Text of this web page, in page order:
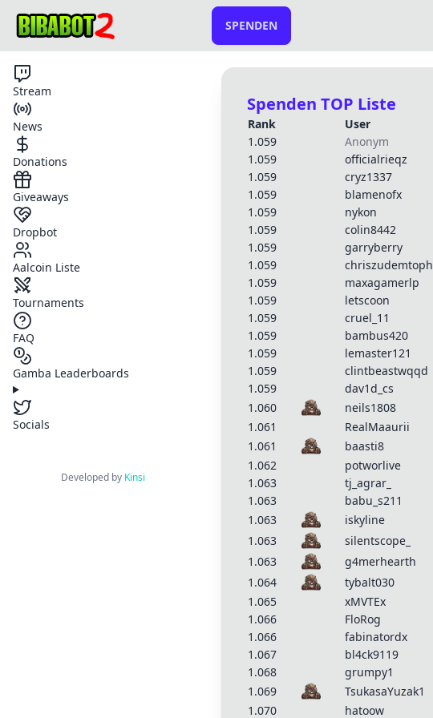
SPENDEN
Spenden TOP Liste
Rank User
1.059
Anonym
1.059
officialrieqz
1.059
cryz1337
1.059
blamenofx
1.059
nykon
1.059
colin8442
1.059
garryberry
1.059
chriszudemtoph
1.059
maxagamerlp
1.059
letscoon
1.059
cruel_11
1.059
bambus420
1.059
lemaster121
1.059
clintbeastwqqd
1.059
dav1d_cs
1.060
neils1808
1.061
RealMaaurii
1.061
baasti8
1.062
potworlive
1.063
tj_agrar_
1.063
babu_s211
1.063
iskyline
1.063
silentscope_
1.063
g4merhearth
1.064
tybalt030
1.065
xMVTEx
1.066
FloRog
1.066
fabinatordx
1.067
bl4ck9119
1.068
grumpy1
1.069
TsukasaYuzak1
1.070
hatoow
Stream
News
Donations
Giveaways
Dropbot
Aalcoin Liste
Tournaments
FAQ
Gamba Leaderboards
Socials
Developed by Kinsi